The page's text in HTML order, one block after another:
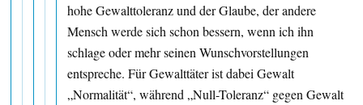
hohe Gewalttoleranz und der Glaube, der andere
Mensch werde sich schon bessern, wenn ich ihn
schlage oder mehr seinen Wunschvorstellungen
entspreche. Für Gewalttäter ist dabei Gewalt
„Normalität“, während „Null-Toleranz“ gegen Gewalt